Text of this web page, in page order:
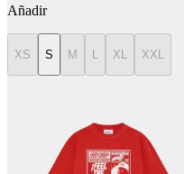
Añadir
XS S M L XL XXL